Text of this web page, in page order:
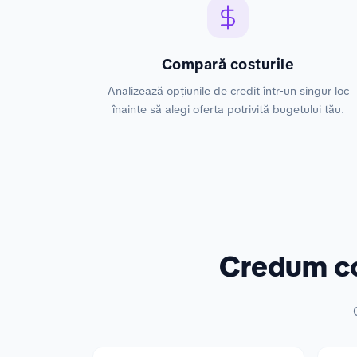
Compară costurile
Analizează opțiunile de credit într-un singur loc
înainte să alegi oferta potrivită bugetului tău.
Credum